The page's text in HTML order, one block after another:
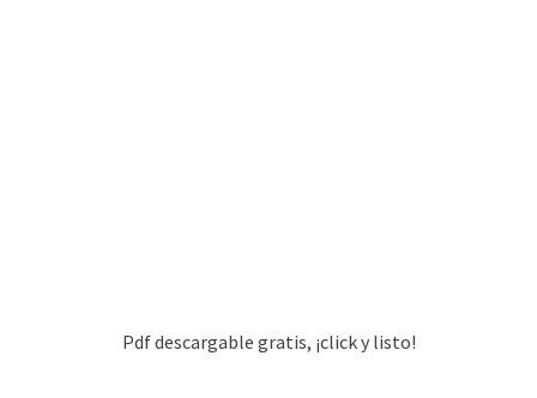
Pdf descargable gratis, ¡click y listo!